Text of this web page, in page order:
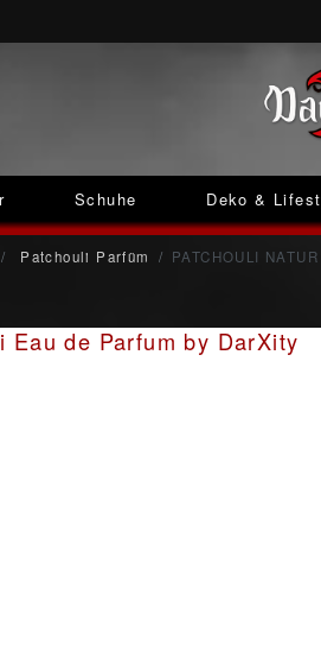
Schuhe Deko &
Patchouli Parfüm PATCHOULI